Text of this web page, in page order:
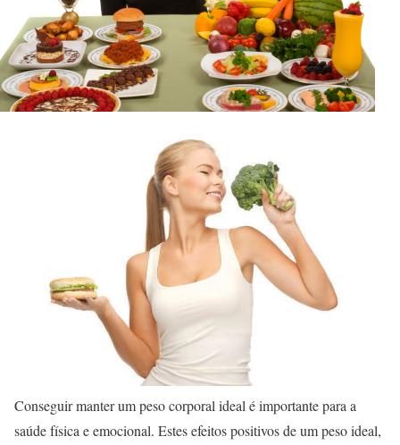
Conseguir manter um peso corporal ideal é importante para a
saúde física e emocional. Estes efeitos positivos de um peso ideal,